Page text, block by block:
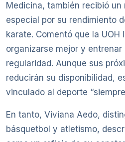
Medicina, también recibió
especial por su rendimiento
karate. Comentó que la UOH
organizarse mejor y
regularidad. Aunque sus
reducirán su disponibilidad,
vinculado al deporte
En tanto, Viviana Aedo,
básquetbol y atletismo,